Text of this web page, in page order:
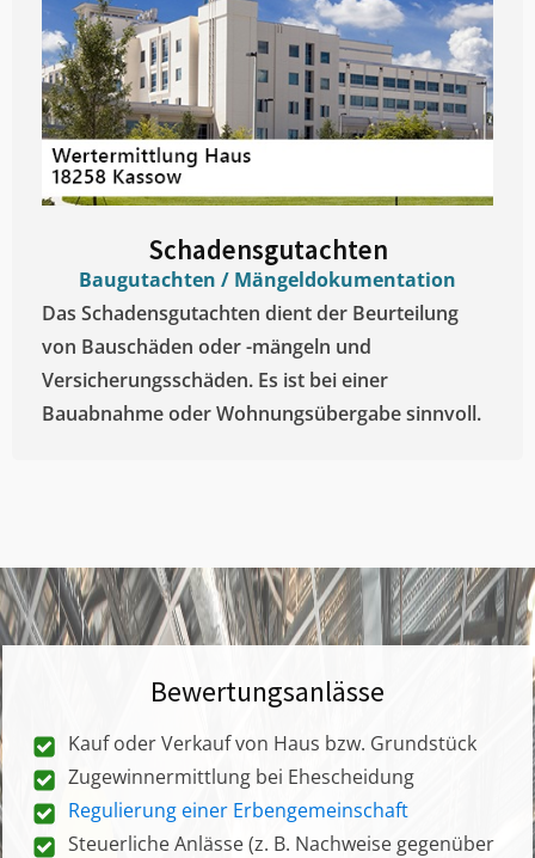
Schadensgutachten
Baugutachten / Mängeldokumentation
Das Schadensgutachten dient der Beurteilung
von Bauschäden oder -mängeln und
Versicherungsschäden. Es ist bei einer
Bauabnahme oder Wohnungsübergabe sinnvoll.
Bewertungsanlässe
Kauf oder Verkauf von Haus bzw. Grundstück
Zugewinnermittlung bei Ehescheidung
Regulierung einer Erbengemeinschaft
Steuerliche Anlässe (z. B. Nachweise gegenüber